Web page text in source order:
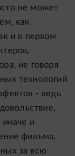
не может
как
и в первом
не говоря
технологий
- ведь
и
фильма,
за всю